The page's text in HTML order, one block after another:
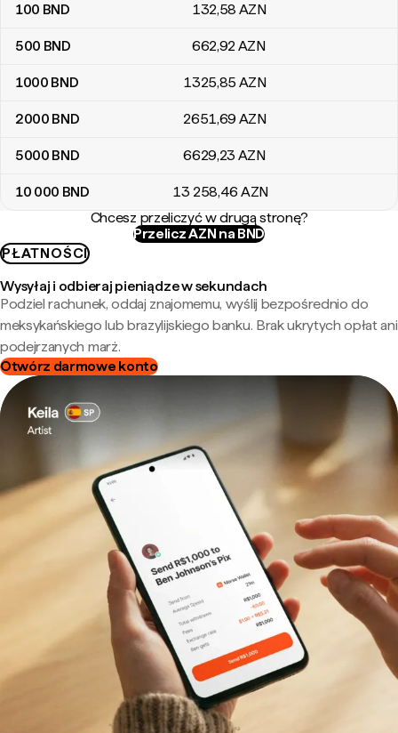
100 BND 132,58 AZN
500 BND 662,92AZN
1000 BND 1325,85 AZN
2000 BND 2651,69 AZN
5000 BND 6629,23 AZN
10 000 BND 13 258,46 AZN
Chcesz przeliczyć w drugą stronę?
Przelicz AZN na BND
PŁATNOŚCI
Wysyłaj i odbieraj pieniądze w sekundach
Podziel rachunek, oddaj znajomemu, wyślij bezpośrednio do
meksykańskiego lub brazylijskiego banku. Brak ukrytych opłat ani
podejrzanych marż.
Otwórz darmowe konto